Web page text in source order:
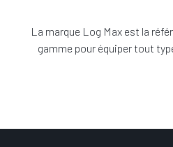
La marque Log Max est la
gamme pour équiper tout